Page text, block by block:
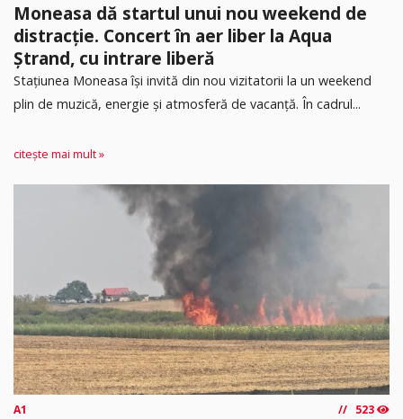
Moneasa dă startul unui nou weekend de
distracție. Concert în aer liber la Aqua
Ștrand, cu intrare liberă
Stațiunea Moneasa își invită din nou vizitatorii la un weekend
plin de muzică, energie și atmosferă de vacanță. În cadrul...
citește mai mult »
A1 523